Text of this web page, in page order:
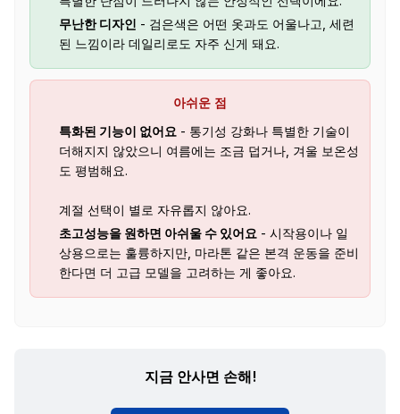
무난한 디자인 - 검은색은 어떤 옷과도 어울나고, 세련
된 느낌이라 데일리로도 자주 신게 돼요.
아쉬운 점
특화된 기능이 없어요 - 통기성 강화나 특별한 기술이
더해지지 않았으니 여름에는 조금 덥거나, 겨울 보온성
도 평범해요.
계절 선택이 별로 자유롭지 않아요.
초고성능을 원하면 아쉬울 수 있어요 - 시작용이나 일
상용으로는 훌륭하지만, 마라톤 같은 본격 운동을 준비
한다면 더 고급 모델을 고려하는 게 좋아요.
지금 안사면 손해!